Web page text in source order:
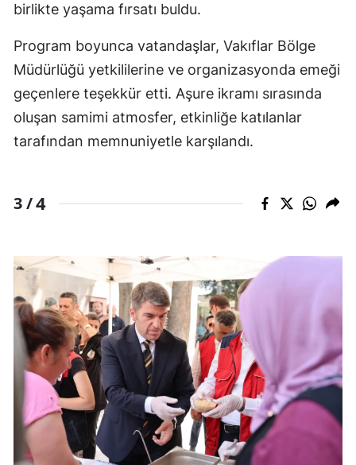
birlikte yaşama fırsatı buldu.
Program boyunca vatandaşlar, Vakıflar Bölge
Müdürlüğü yetkililerine ve organizasyonda emeği
geçenlere teşekkür etti. Aşure ikramı sırasında
oluşan samimi atmosfer, etkinliğe katılanlar
tarafından memnuniyetle karşılandı.
3 /4